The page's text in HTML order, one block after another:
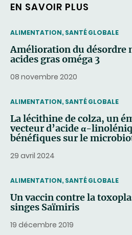
EN SAVOIR PLUS
THEMATIC
ALIMENTATION, SANTÉ GLOBALE
Amélioration du désordre
acides gras oméga 3
08 novembre 2020
THEMATIC
ALIMENTATION, SANTÉ GLOBALE
La lécithine de colza, un
vecteur d’acide α-
bénéfiques sur le
29 avril 2024
THEMATIC
ALIMENTATION, SANTÉ GLOBALE
Un vaccin contre la
singes Saïmiris
19 décembre 2019